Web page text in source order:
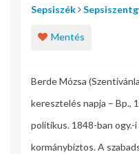
Sepsiszék
Mentés
Berde Mózsa
keresztelés napja – Bp.,
politikus. 1848-ban ogy.-
kormánybiztos. A